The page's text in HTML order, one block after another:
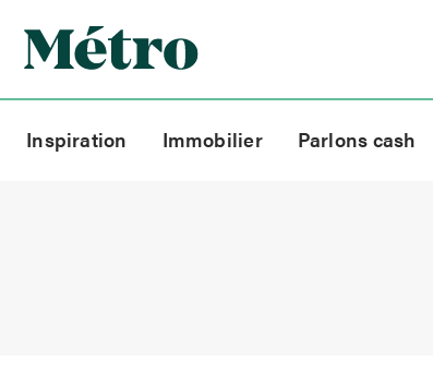
Inspiration Immobilier Parlons cash